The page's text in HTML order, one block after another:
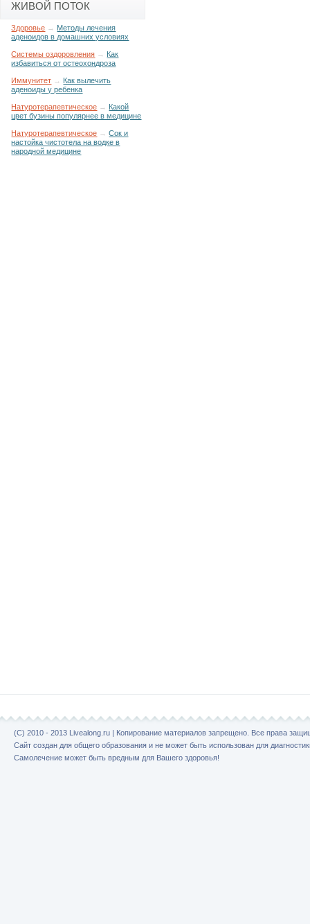
ЖИВОЙ ПОТОК
Здоровье → Методы лечения
аденоидов в домашних условиях
Системы оздоровления → Как
избавиться от остеохондроза
Иммунитет → Как вылечить
аденоиды у ребенка
Натуротерапевтическое → Какой
цвет бузины популярнее в медицине
Натуротерапевтическое →Сок и
настойка чистотела на водке в
народной медицине
(C) 2010 - 2013 Livealong.ru | Копирование материалов запрещено. Все права
Сайт создан для общего образования и не может быть использован для
Самолечение может быть вредным для Вашего здоровья!